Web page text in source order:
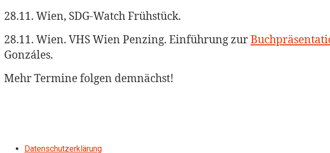
28.11. Wien, SDG-Watch Frühstück.
28.11. Wien. VHS Wien Penzing. Einführung zur
Gonzáles.
Mehr Termine folgen demnächst!
Datenschutzerklärung